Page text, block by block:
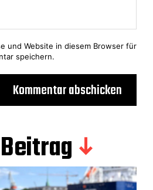
und Website in diesem Browser für
speichern.